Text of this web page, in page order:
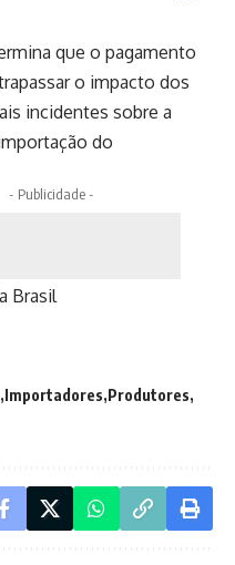
que o pagamento
o impacto dos
incidentes sobre a
do
- Publicidade -
Brasil
Importadores Produtores